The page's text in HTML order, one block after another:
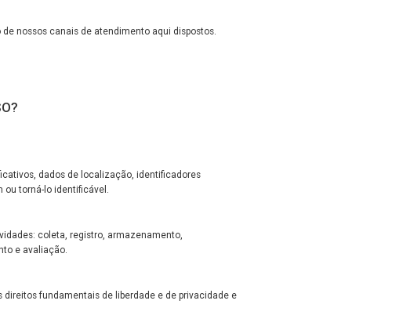
nossos canais de atendimento aqui dispostos.
dados de localização, identificadores
ou torná-lo identificável.
coleta, registro, armazenamento,
e avaliação.
direitos fundamentais de liberdade e de privacidade e